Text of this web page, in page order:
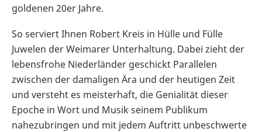
goldenen 20er Jahre.
So serviert Ihnen Robert Kreis in Hülle und Fülle
Juwelen der Weimarer Unterhaltung. Dabei zieht der
lebensfrohe Niederländer geschickt Parallelen
zwischen der damaligen Ära und der heutigen Zeit
und versteht es meisterhaft, die Genialität dieser
Epoche in Wort und Musik seinem Publikum
nahezubringen und mit jedem Auftritt unbeschwerte